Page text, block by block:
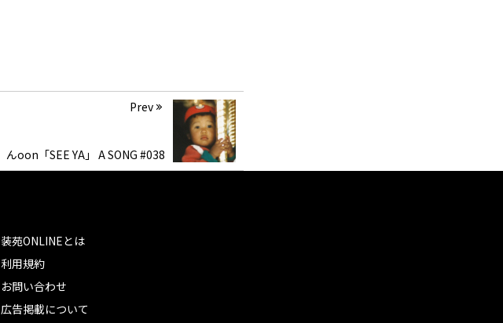
Prev
んoon「SEE YA」 A SONG #038
装苑ONLINEとは
利用規約
お問い合わせ
広告掲載について